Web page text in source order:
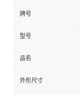
牌号
型号
品名
外形尺寸